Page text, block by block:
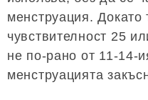
менструация. Докато
чувствителност 25
не по-рано от 11-14-
менструацията